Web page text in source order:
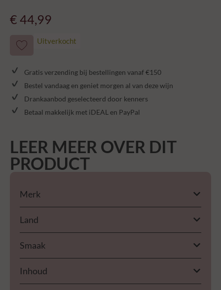
€ 44,99
Uitverkocht
Gratis verzending bij bestellingen vanaf €150
Bestel vandaag en geniet morgen al van deze wijn
Drankaanbod geselecteerd door kenners
Betaal makkelijk met iDEAL en PayPal
LEER MEER OVER DIT
PRODUCT
Merk
Land
Smaak
Inhoud